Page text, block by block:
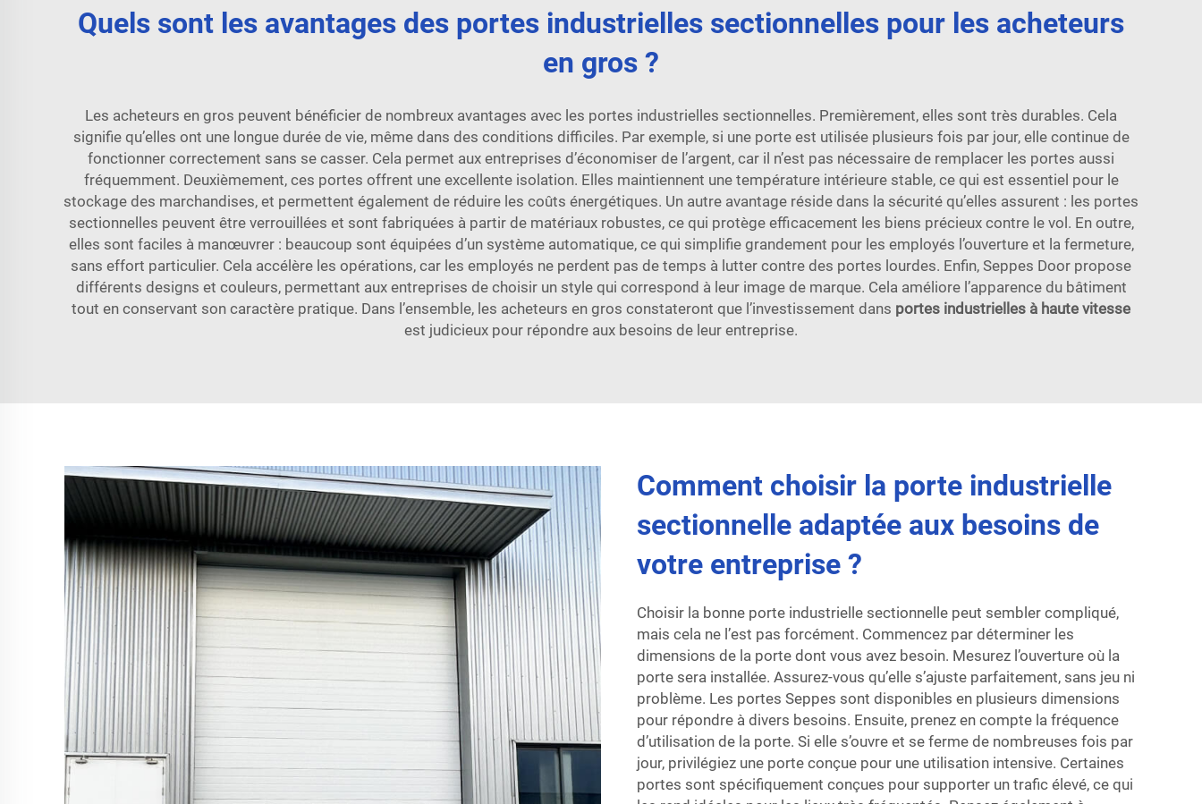
Quels sont les avantages des portes industrielles sectionnelles pour les acheteurs
en gros ?
Les acheteurs en gros peuvent bénéficier de nombreux avantages avec les portes industrielles sectionnelles. Premièrement, elles sont très durables. Cela
signifie qu’elles ont une longue durée de vie, même dans des conditions difficiles. Par exemple, si une porte est utilisée plusieurs fois par jour, elle continue de
fonctionner correctement sans se casser. Cela permet aux entreprises d’économiser de l’argent, car il n’est pas nécessaire de remplacer les portes aussi
fréquemment. Deuxièmement, ces portes offrent une excellente isolation. Elles maintiennent une température intérieure stable, ce qui est essentiel pour le
stockage des marchandises, et permettent également de réduire les coûts énergétiques. Un autre avantage réside dans la sécurité qu’elles assurent : les portes
sectionnelles peuvent être verrouillées et sont fabriquées à partir de matériaux robustes, ce qui protège efficacement les biens précieux contre le vol. En outre,
elles sont faciles à manœuvrer : beaucoup sont équipées d’un système automatique, ce qui simplifie grandement pour les employés l’ouverture et la fermeture,
sans effort particulier. Cela accélère les opérations, car les employés ne perdent pas de temps à lutter contre des portes lourdes. Enfin, Seppes Door propose
différents designs et couleurs, permettant aux entreprises de choisir un style qui correspond à leur image de marque. Cela améliore l’apparence du bâtiment
tout en conservant son caractère pratique. Dans l’ensemble, les acheteurs en gros constateront que l’investissement dans portes industrielles à haute vitesse
est judicieux pour répondre aux besoins de leur entreprise.
Comment choisir la porte industrielle
sectionnelle adaptée aux besoins de
votre entreprise ?
Choisir la bonne porte industrielle sectionnelle peut sembler compliqué,
mais cela ne l’est pas forcément. Commencez par déterminer les
dimensions de la porte dont vous avez besoin. Mesurez l’ouverture où la
porte sera installée. Assurez-vous qu’elle s’ajuste parfaitement, sans jeu ni
problème. Les portes Seppes sont disponibles en plusieurs dimensions
pour répondre à divers besoins. Ensuite, prenez en compte la fréquence
d’utilisation de la porte. Si elle s’ouvre et se ferme de nombreuses fois par
jour, privilégiez une porte conçue pour une utilisation intensive. Certaines
portes sont spécifiquement conçues pour supporter un trafic élevé, ce qui